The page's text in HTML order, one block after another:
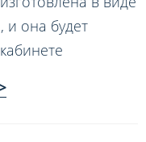
и она будет